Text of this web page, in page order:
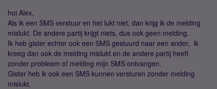
hoi Alex,
Als ik een SMS verstuur en het lukt niet, dan krijg ik de melding
mislukt. De andere partij krijgt niets, dus ook geen melding.
Ik heb gister echter ook een SMS gestuurd naar een ander, ik
kreeg dan ook de melding mislukt en de andere partij heeft
zonder probleem of melding mijn SMS ontvangen.
Gister heb ik ook een SMS kunnen versturen zonder melding
mislukt.